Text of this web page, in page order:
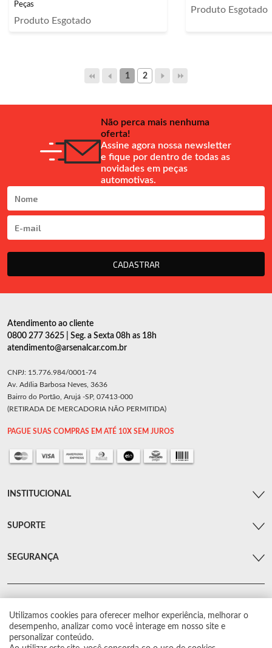
Peças
Produto Esgotado
Produto Esgotado
1 2
Não perca mais nenhuma
oferta!
Assine agora nossa newsletter
e fique por dentro de todas as
novidades em peças
automotivas.
CADASTRAR
Utilizamos cookies para oferecer melhor experiência, melhorar o
desempenho, analizar como você interage em nosso site e
personalizar conteúdo.
Atendimento ao cliente
0800 277 3625 | Seg. a Sexta 08h as 18h
atendimento@arsenalcar.com.br
CNPJ: 15.776.984/0001-74
Av. Adília Barbosa Neves, 3636
Bairro do Portão, Arujá -SP, 07413-000
(RETIRADA DE MERCADORIA NÃO PERMITIDA)
PAGUE SUAS COMPRAS EM ATÉ 10X SEM JUROS
INSTITUCIONAL
SUPORTE
SEGURANÇA
© Arsenal Car. Todos os direitos reservados.
Proibida reprodução total ou parcial. Preços e estoque sujeito a alterações sem
aviso prévio.